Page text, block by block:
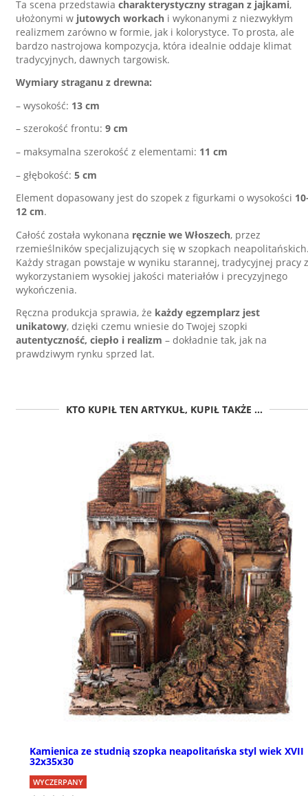
Ta scena przedstawia charakterystyczny stragan z jajkami,
ułożonymi w jutowych workach i wykonanymi z niezwykłym
realizmem zarówno w formie, jak i kolorystyce. To prosta, ale
bardzo nastrojowa kompozycja, która idealnie oddaje klimat
tradycyjnych, dawnych targowisk.
Wymiary straganu z drewna:
– wysokość: 13 cm
– szerokość frontu: 9 cm
– maksymalna szerokość z elementami: 11 cm
– głębokość: 5 cm
Element dopasowany jest do szopek z figurkami o wysokości
12 cm.
Całość została wykonana ręcznie we Włoszech, przez
rzemieślników specjalizujących się w szopkach
Każdy stragan powstaje w wyniku starannej, tradycyjnej pracy z
wykorzystaniem wysokiej jakości materiałów i precyzyjnego
wykończenia.
Ręczna produkcja sprawia, że każdy egzemplarz jest
unikatowy, dzięki czemu wniesie do Twojej szopki
autentyczność, ciepło i realizm – dokładnie tak, jak na
prawdziwym rynku sprzed lat.
KTO KUPIŁ TEN ARTYKUŁ, KUPIŁ TAKŻE ...
Kamienica ze studnią szopka neapolitańska styl wiek XVII
32x35x30
WYCZERPANY